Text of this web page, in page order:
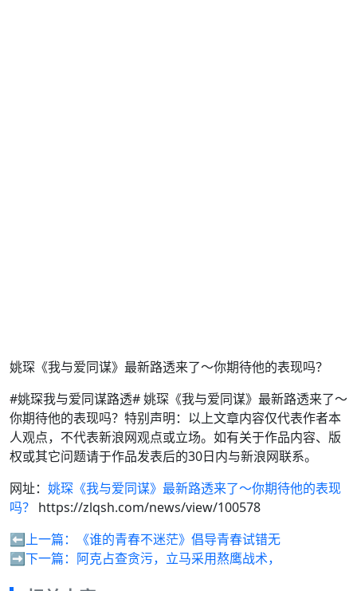
姚琛《我与爱同谋》最新路透来了～你期待他的表现吗？
#姚琛我与爱同谋路透# 姚琛《我与爱同谋》最新路透来了～
你期待他的表现吗？特别声明：以上文章内容仅代表作者本
人观点，不代表新浪网观点或立场。如有关于作品内容、版
权或其它问题请于作品发表后的30日内与新浪网联系。
网址： 姚琛《我与爱同谋》最新路透来了～你期待他的表现
吗？ https://zlqsh.com/news/view/100578
⬅️上一篇：
《谁的青春不迷茫》倡导青春试错无
➡️下一篇： 阿克占查贪污，立马采用熬鹰战术，